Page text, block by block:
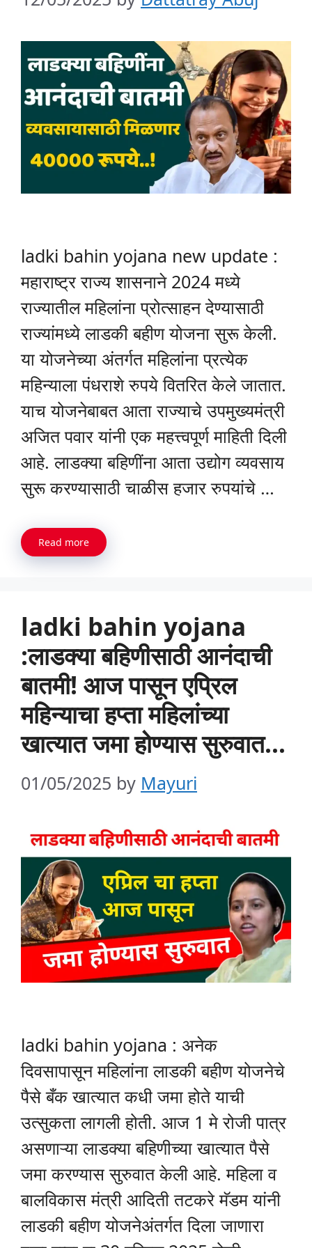
ladki bahin yojana new update :
महाराष्ट्र राज्य शासनाने 2024 मध्ये
राज्यातील महिलांना प्रोत्साहन देण्यासाठी
राज्यांमध्ये लाडकी बहीण योजना सुरू केली.
या योजनेच्या अंतर्गत महिलांना प्रत्येक
महिन्याला पंधराशे रुपये वितरित केले जातात.
याच योजनेबाबत आता राज्याचे उपमुख्यमंत्री
अजित पवार यांनी एक महत्त्वपूर्ण माहिती दिली
आहे. लाडक्या बहिणींना आता उद्योग व्यवसाय
सुरू करण्यासाठी चाळीस हजार रुपयांचे …
Read more
ladki bahin yojana
:लाडक्या बहिणीसाठी आनंदाची
बातमी! आज पासून एप्रिल
महिन्याचा हप्ता महिलांच्या
खात्यात जमा होण्यास सुरुवात…
01/05/2025 by Mayuri
ladki bahin yojana : अनेक
दिवसापासून महिलांना लाडकी बहीण योजनेचे
पैसे बँक खात्यात कधी जमा होते याची
उत्सुकता लागली होती. आज 1 मे रोजी पात्र
असणाऱ्या लाडक्या बहिणीच्या खात्यात पैसे
जमा करण्यास सुरुवात केली आहे. महिला व
बालविकास मंत्री आदिती तटकरे मॅडम यांनी
लाडकी बहीण योजनेअंतर्गत दिला जाणारा